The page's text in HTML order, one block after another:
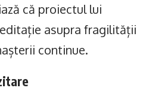
că proiectul lui
asupra fragilității
continue.